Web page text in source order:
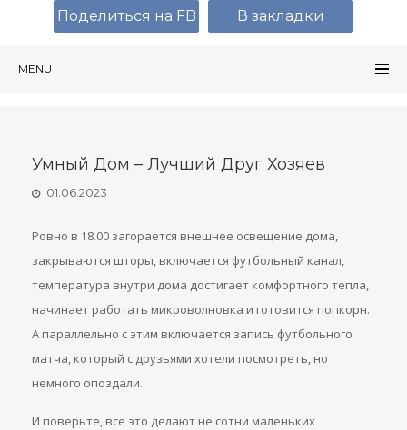
MENU
Умный Дом – Лучший Друг Хозяев
01.06.2023
Ровно в 18.00 загорается внешнее освещение дома,
закрываются шторы, включается футбольный канал,
температура внутри дома достигает комфортного тепла,
начинает работать микроволновка и готовится попкорн.
А параллельно с этим включается запись футбольного
матча, который с друзьями хотели посмотреть, но
немного опоздали.
И поверьте, все это делают не сотни маленьких
Поделиться на FB В закладки